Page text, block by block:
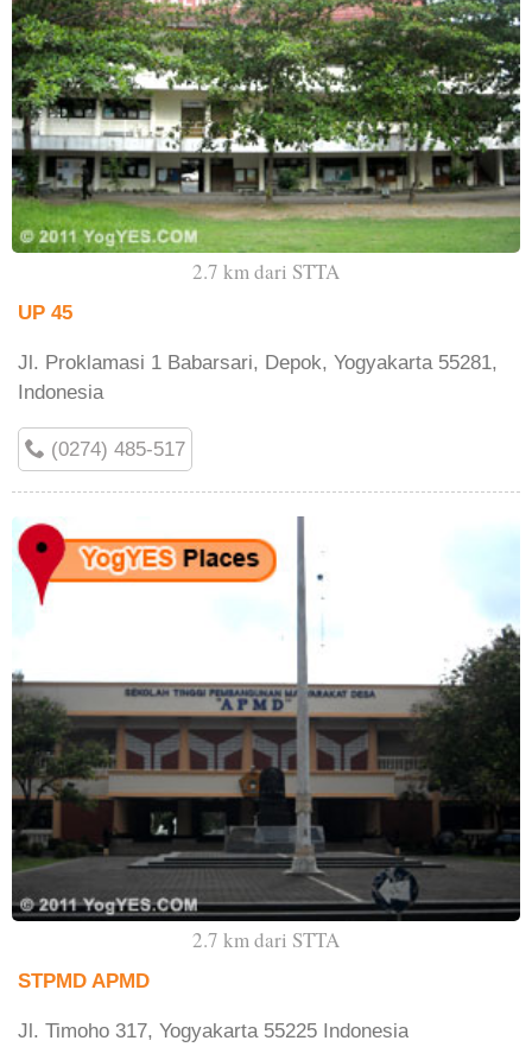
2.7 km dari STTA
UP 45
Jl. Proklamasi 1 Babarsari, Depok, Yogyakarta 55281,
Indonesia
(0274) 485-517
2.7 km dari STTA
STPMD APMD
Jl. Timoho 317, Yogyakarta 55225 Indonesia